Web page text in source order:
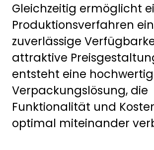
Gleichzeitig ermöglicht
Produktionsverfahren
zuverlässige
attraktive
entsteht eine
Verpackungslösung, die
Funktionalität und
optimal miteinander